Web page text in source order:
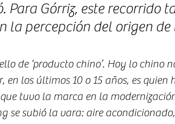
Para Górriz, este recorrido
la percepción del origen de
de ‘producto chino’. Hoy lo chino
los últimos 10 o 15 años, es quien
tuvo la marca en la
se subió la vara: aire